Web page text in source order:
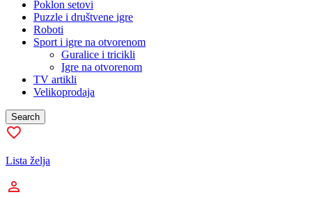
Poklon setovi
Puzzle i društvene igre
Roboti
Sport i igre na otvorenom
Guralice i tricikli
Igre na otvorenom
TV artikli
Velikoprodaja
Search
Lista želja